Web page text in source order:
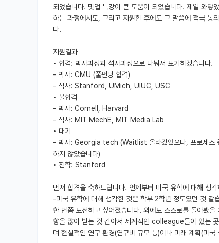
되었습니다. 밋업 특강이 큰 도움이 되었습니다. 제일 와닿
하는 과정에서도, 그리고 지원한 후에도 그 말씀에 적극 동
다.
지원결과
• 합격: 박사과정과 석사과정으로 나눠서 표기하겠습니다.
- 박사: CMU (풀펀딩 합격)
- 석사: Stanford, UMich, UIUC, USC
• 불합격
- 박사: Cornell, Harvard
- 석사: MIT MechE, MIT Media Lab
• 대기
- 박사: Georgia tech (Waitlist 올라갔었으나, 프로세스
하지 않았습니다)
• 진학: Stanford
먼저 합격을 축하드립니다. 언제부터 미국 유학에 대해 생
-미국 유학에 대해 생각한 것은 학부 2학년 정도였던 것 같
한 번쯤 도전하고 싶어졌습니다. 외에도 스스로를 돌아봤
향을 많이 받는 것 같아서 세계적인 colleague들이 있는
며 현실적인 연구 환경(연구비 규모 등)이나 미래 계획(미